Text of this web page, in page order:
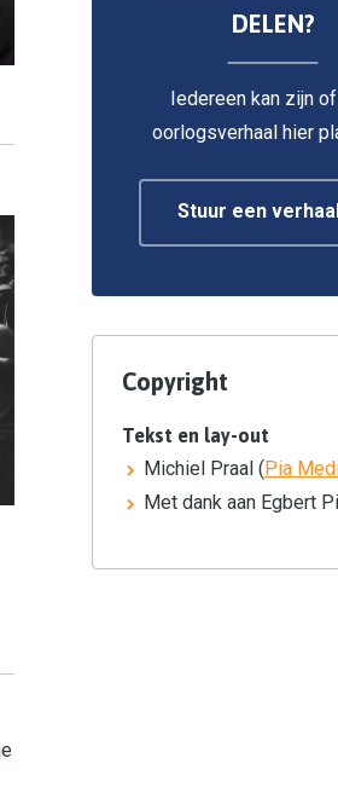
DELEN?
Iedereen kan zijn
oorlogsverhaal hier
Stuur een
Copyright
Tekst en lay-out
Michiel Praal (Pia
Met dank aan Egbert